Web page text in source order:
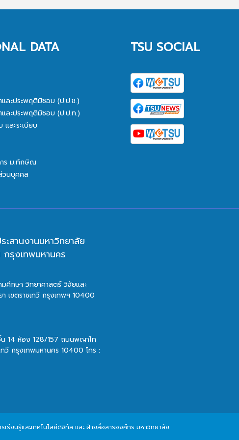
DATA
ละประพฤติมิชอบ (ป.ป.ช.)
ละประพฤติมิชอบ (ป.ป.ท.)
ละระเบียบ
าร ม.ทักษิณ
วนบุคคล
TSU SOCIAL
ะสานงานมหาวิทยาลัย
รุงเทพมหานคร
ศึกษา วิทยาศาสตร์ วิจัยและ
เขตราชเทวี กรุงเทพฯ 10400
14 ห้อง 128/157 ถนนพญาไท
วี กรุงเทพมหานคร 10400 โทร :
รียนรู้และเทคโนโลยีดิจิทัล และ ฝ่ายสื่อสารองค์กร มหาวิทยาลัย